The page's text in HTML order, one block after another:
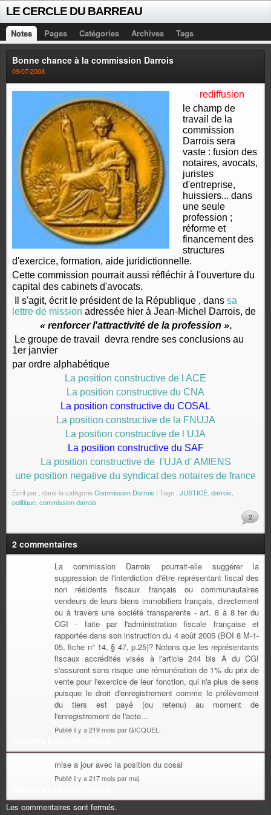
LE CERCLE DU BARREAU
Notes Pages Catégories Archives Tags
Bonne chance à la commission Darrois
09/07/2008
rediffusion
le champ de
travail de la
commission
Darrois sera
vaste : fusion des
notaires, avocats,
juristes
d'entreprise,
huissiers... dans
une seule
profession ;
réforme et
financement des
structures
d'exercice, formation, aide juridictionnelle.
Cette commission pourrait aussi réfléchir à l'ouverture du
capital des cabinets d'avocats.
Il s'agit, écrit le président de la République , dans sa
lettre de mission adressée hier à Jean-Michel Darrois, de
« renforcer l'attractivité de la profession ».
Le groupe de travail devra rendre ses conclusions au
1er janvier
par ordre alphabétique
La position constructive de l ACE
La position constructive du CNA
La position constructive du COSAL
La position constructive de la FNUJA
La position constructive de l UJA
La position constructive du SAF
La position constructive de l'UJA d' AMIENS
une position negative du syndicat des notaires de france
Écrit par dans la catégorieCommission Darrois | Tags : JUSTICE darrois
politique commission darrois
2
2 commentaires
La commission Darrois pourrait-elle suggérer la
suppression de l'interdiction d'être représentant fiscal des
non résidents fiscaux français ou communautaires
vendeurs de leurs biens immobiliers français, directement
ou à travers une société transparente - art. 8 à 8 ter du
CGI - faite par l'administration fiscale française et
rapportée dans son instruction du 4 août 2005 (BOI 8 M-1-
05, fiche n° 14, § 47, p.25)? Notons que les représentants
fiscaux accrédités visés à l'article 244 bis A du CGI
s'assurent sans risque une rémunération de 1% du prix de
vente pour l'exercice de leur fonction, qui n'a plus de sens
puisque le droit d'enregistrement comme le prélèvement
du tiers est payé (ou retenu) au moment de
l'enregistrement de l'acte...
Publié il y a 219 mois par GICQUEL.
mise a jour avec la position du cosal
Publié il y a 217 mois par maj.
Les commentaires sont fermés.